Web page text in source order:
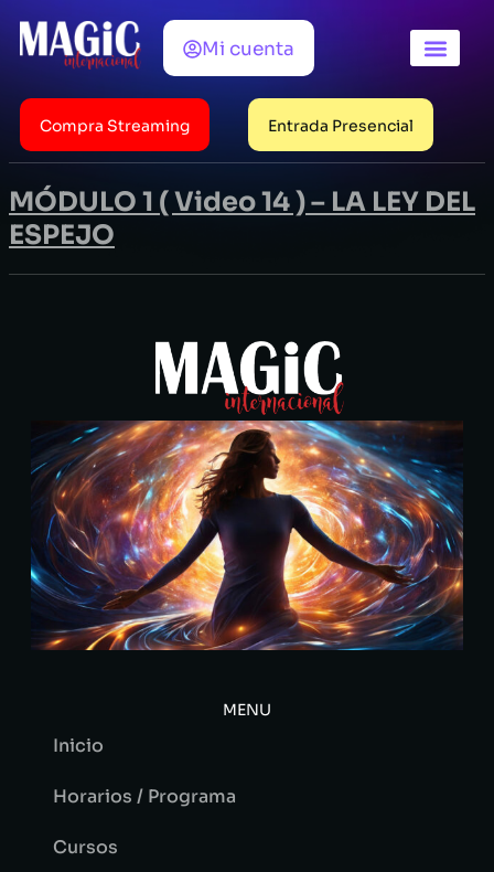
Entrada Presencial
Compra Streaming
Mi cuenta
MÓDULO 1 ( Video 14 ) – LA LEY DEL
ESPEJO
MENU
Inicio
Horarios / Programa
Cursos